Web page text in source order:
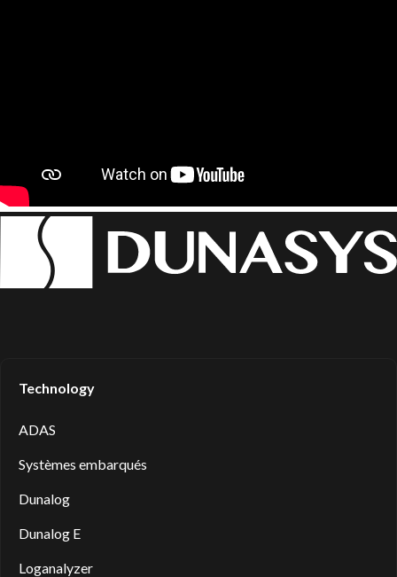
Technology
ADAS
Systèmes embarqués
Dunalog
Dunalog E
Loganalyzer